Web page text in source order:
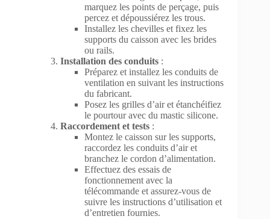
marquez les points de perçage, puis
percez et dépoussiérez les trous.
Installez les chevilles et fixez les
supports du caisson avec les brides
ou rails.
Installation des conduits :
Préparez et installez les conduits de
ventilation en suivant les instructions
du fabricant.
Posez les grilles d’air et étanchéifiez
le pourtour avec du mastic silicone.
Raccordement et tests :
Montez le caisson sur les supports,
raccordez les conduits d’air et
branchez le cordon d’alimentation.
Effectuez des essais de
fonctionnement avec la
télécommande et assurez-vous de
suivre les instructions d’utilisation et
d’entretien fournies.